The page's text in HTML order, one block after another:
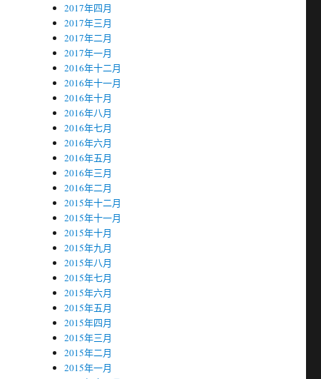
2017年四月
2017年三月
2017年二月
2017年一月
2016年十二月
2016年十一月
2016年十月
2016年八月
2016年七月
2016年六月
2016年五月
2016年三月
2016年二月
2015年十二月
2015年十一月
2015年十月
2015年九月
2015年八月
2015年七月
2015年六月
2015年五月
2015年四月
2015年三月
2015年二月
2015年一月